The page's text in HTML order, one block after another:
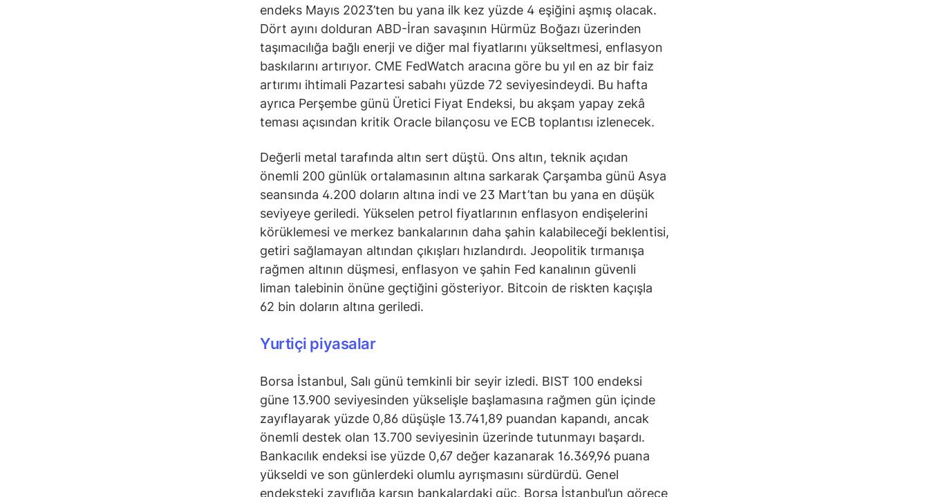
endeks Mayıs 2023’ten bu yana ilk kez yüzde 4 eşiğini aşmış olacak.
Dört ayını dolduran ABD-İran savaşının Hürmüz Boğazı üzerinden
taşımacılığa bağlı enerji ve diğer mal fiyatlarını yükseltmesi, enflasyon
baskılarını artırıyor. CME FedWatch aracına göre bu yıl en az bir faiz
artırımı ihtimali Pazartesi sabahı yüzde 72 seviyesindeydi. Bu hafta
ayrıca Perşembe günü Üretici Fiyat Endeksi, bu akşam yapay zekâ
teması açısından kritik Oracle bilançosu ve ECB toplantısı izlenecek.
Değerli metal tarafında altın sert düştü. Ons altın, teknik açıdan
önemli 200 günlük ortalamasının altına sarkarak Çarşamba günü Asya
seansında 4.200 doların altına indi ve 23 Mart’tan bu yana en düşük
seviyeye geriledi. Yükselen petrol fiyatlarının enflasyon endişelerini
körüklemesi ve merkez bankalarının daha şahin kalabileceği beklentisi,
getiri sağlamayan altından çıkışları hızlandırdı. Jeopolitik tırmanışa
rağmen altının düşmesi, enflasyon ve şahin Fed kanalının güvenli
liman talebinin önüne geçtiğini gösteriyor. Bitcoin de riskten kaçışla
62 bin doların altına geriledi.
Yurtiçi piyasalar
Borsa İstanbul, Salı günü temkinli bir seyir izledi. BIST 100 endeksi
güne 13.900 seviyesinden yükselişle başlamasına rağmen gün içinde
zayıflayarak yüzde 0,86 düşüşle 13.741,89 puandan kapandı, ancak
önemli destek olan 13.700 seviyesinin üzerinde tutunmayı başardı.
Bankacılık endeksi ise yüzde 0,67 değer kazanarak 16.369,96 puana
yükseldi ve son günlerdeki olumlu ayrışmasını sürdürdü. Genel
endeksteki zayıflığa karşın bankalardaki güç, Borsa İstanbul’un görece